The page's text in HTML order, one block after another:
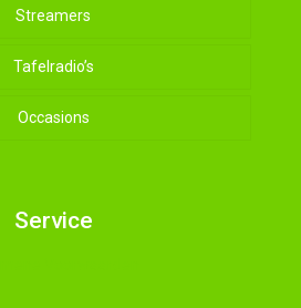
Streamers
Tafelradio’s
Occasions
Service